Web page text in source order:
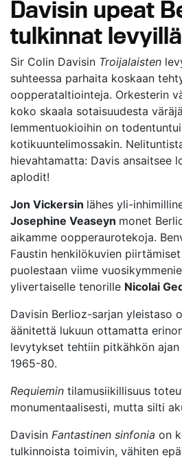
Davisin upeat
tulkinnat levyillä
Sir Colin Davisin Troijalaisten
suhteessa parhaita koskaan
oopperataltiointeja. Orkesterin
koko skaala sotaisuudesta
lemmentuokioihin on
kotikuuntelimossakin.
hievahtamatta: Davis ansaitsee
aplodit!
Jon Vickersin lähes yli-
Josephine Veaseyn monet
aikamme oopperaurotekoja.
Faustin henkilökuvien
puolestaan viime
ylivertaiselle tenorille Nicolai
Davisin Berlioz-sarjan yleistaso
äänitettä lukuun ottamatta
levytykset tehtiin pitkähkön ajan
1965-80.
Requiemin tilamusiikillisuus
monumentaalisesti, mutta silti
Davisin Fantastinen sinfonia on
tulkinnoista toimivin, vähiten